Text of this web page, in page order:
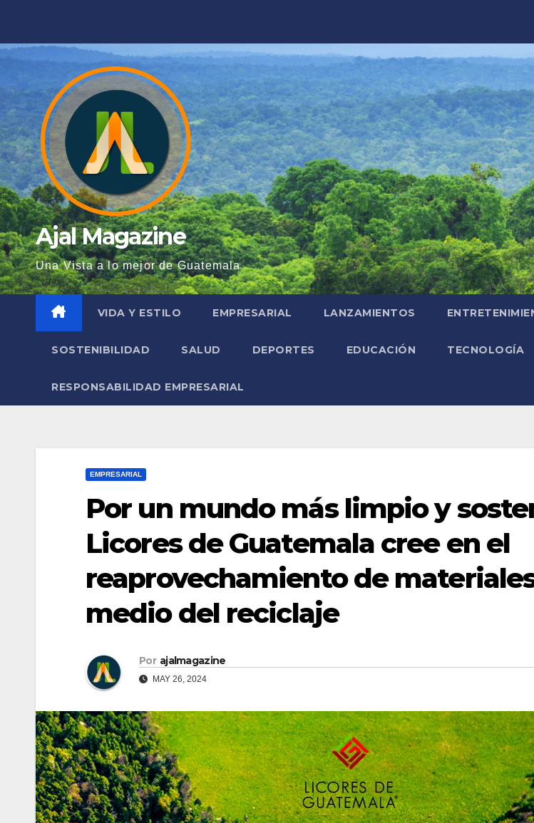
contenido
Ajal Magazine
Una Vista a lo mejor de Guatemala
VIDA Y ESTILO EMPRESARIAL LANZAMIENTOS
SOSTENIBILIDAD SALUD DEPORTES EDUCACIÓN TECNOLOGÍA
RESPONSABILIDAD EMPRESARIAL
EMPRESARIAL
Por un mundo más limpio y
Licores de Guatemala cree en el
reaprovechamiento de
medio del reciclaje
Por ajalmagazine
MAY 26, 2024